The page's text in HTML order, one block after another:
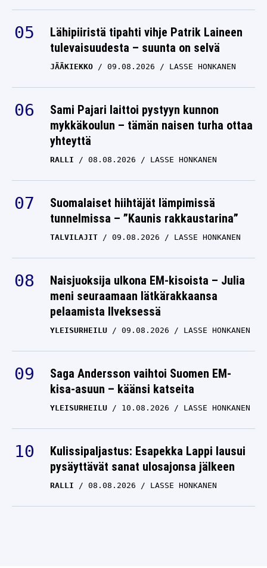
Lähipiiristä tipahti vihje Patrik Laineen
tulevaisuudesta – suunta on selvä
JÄÄKIEKKO 09.08.2026 LASSE HONKANEN
Sami Pajari laittoi pystyyn kunnon
mykkäkoulun – tämän naisen turha ottaa
yhteyttä
RALLI 08.08.2026 LASSE HONKANEN
Suomalaiset hiihtäjät lämpimissä
tunnelmissa – ”Kaunis rakkaustarina”
TALVILAJIT 09.08.2026 LASSE HONKANEN
Naisjuoksija ulkona EM-kisoista – Julia
meni seuraamaan lätkärakkaansa
pelaamista Ilveksessä
YLEISURHEILU 09.08.2026 LASSE HONKANEN
Saga Andersson vaihtoi Suomen EM-
kisa-asuun – käänsi katseita
YLEISURHEILU 10.08.2026 LASSE HONKANEN
Kulissipaljastus: Esapekka Lappi lausui
pysäyttävät sanat ulosajonsa jälkeen
RALLI 08.08.2026 LASSE HONKANEN